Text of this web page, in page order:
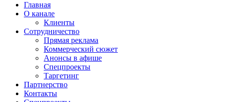
Главная
О канале
Клиенты
Сотрудничество
Прямая реклама
Коммерческий сюжет
Анонсы в афише
Cпецпроекты
Таргетинг
Партнерство
Контакты